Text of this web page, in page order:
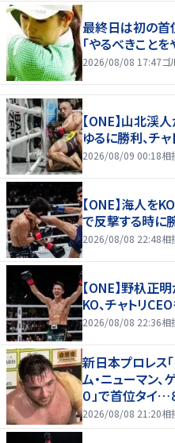
最終日は初の
「やるべきことを
2026/08/08 17:47ゴ
【ONE】山北渓
ゆるに勝利、チ
2026/08/09 00:18相
【ONE】海人を
で反撃する時に
2026/08/08 22:48相
【ONE】野杁正
KO、チャトリ
2026/08/08 22:36相
新日本プロレス
ム・ニューマン、
０」で首位タイ…
2026/08/08 21:20相